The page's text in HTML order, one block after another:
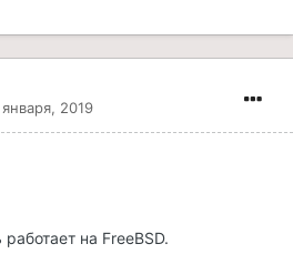
2019
на FreeBSD.